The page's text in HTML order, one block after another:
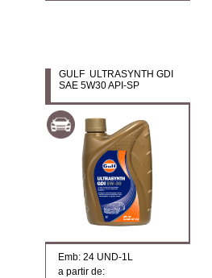
GULF ULTRASYNTH GDI
SAE 5W30 API-SP
Emb: 24 UND-1L
a partir de: